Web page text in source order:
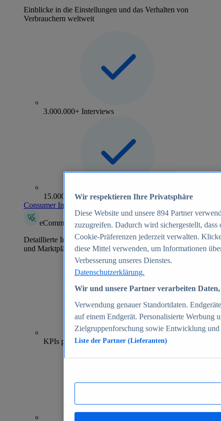
Einblicke in die Einstellungen und das Verhalten von
Verbrauchern weltweit
3.000.000+ Interviews
15.000+ Marken
Consumer Insights entdecken
eCommerce Insights
Detaillierte Informationen zu mehr als 39.000 Online-Shops
und Marktplätzen
70+
KPIs pro Shop
Wir respektieren Ihre Privatsphäre
Diese Website und unsere 894 Partner
zuzugreifen. Dadurch wird sichergestellt,
Cookie-Präferenzen jederzeit verwalten.
diese Mittel verwenden, um Informationen
Verbesserung unseres Dienstes.
Datenschutzerklärung.
Wir und unsere Partner verarbeiten
Verwendung genauer Standortdaten.
auf einem Endgerät. Personalisierte Werbung
Zielgruppenforschung sowie Entwicklung
Liste der Partner (Lieferanten)